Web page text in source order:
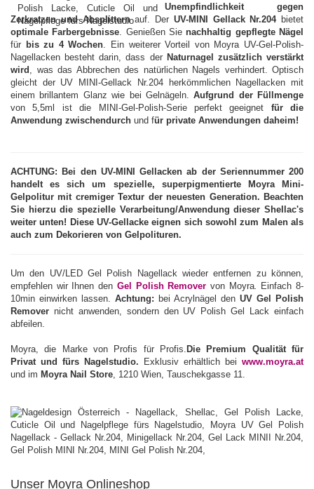
Unempfindlichkeit gegen
Zerkratzen und Absplitternauf. Der UV-MINI Gellack Nr.204bietet
optimale Farbergebnisse . Genießen Sienachhaltig gepflegte Nägel
für bis zu 4 Wochen . Ein weiterer Vorteil von Moyra UV-Gel-Polish-
Nagellacken besteht darin, dass der Naturnagel zusätzlich verstärkt
wird , was das Abbrechen des natürlichen Nagels verhindert. Optisch
gleicht der UV MINI-Gellack Nr.204 herkömmlichen Nagellacken mit
einem brillantem Glanz wie bei Gelnägeln.Aufgrund der Füllmenge
von 5,5ml ist die MINI-Gel-Polish-Serie perfekt geeignet für die
Anwendung zwischendurch und für private Anwendungen daheim!
ACHTUNG: Bei den UV-MINI Gellacken ab der Seriennummer 200
handelt es sich um spezielle, superpigmentierte Moyra Mini-
Gelpolitur mit cremiger Textur der neuesten Generation. Beachten
Sie hierzu die spezielle Verarbeitung/Anwendung dieser Shellac's
weiter unten! Diese UV-Gellacke eignen sich sowohl zum Malen als
auch zum Dekorieren von Gelpolituren.
Um den UV/LED Gel Polish Nagellack wieder entfernen zu können,
empfehlen wir Ihnen den Gel Polish Remover von Moyra.
Einfach 8-
10min einwirken lassen.
Achtung: bei Acrylnägel den UV Gel Polish
Remover nicht anwenden, sondern den UV Polish Gel Lack einfach
abfeilen.
Moyra, die Marke von Profis für Profis. Die Premium Qualität für
Privat und fürs Nagelstudio. Exklusiv erhältlich bei www.moyra.at
und im Moyra Nail Store , 1210 Wien, Tauschekgasse 11.
Unser Moyra Onlineshop